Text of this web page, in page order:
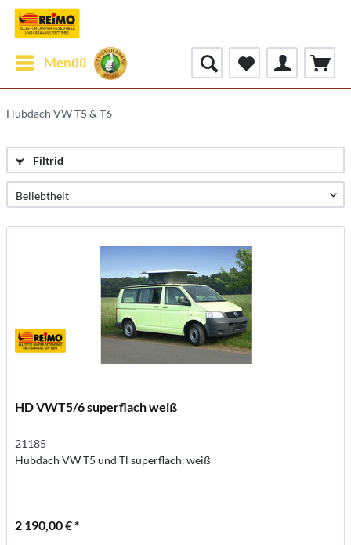
Menüü
Hubdach VW T5 & T6
Filtrid
HD VWT5/6 superflach weiß
21185
Hubdach VW T5 und Tl superflach, weiß
2 190,00 € *